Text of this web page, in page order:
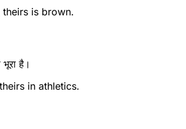
theirs is brown.
है।
in athletics.